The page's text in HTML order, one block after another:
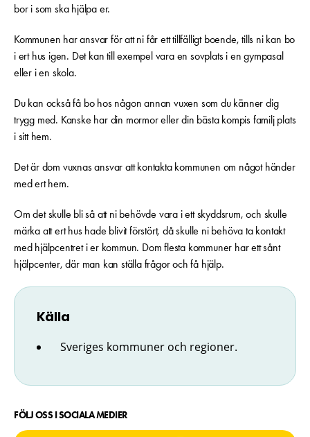
bor i som ska hjälpa er.
Kommunen har ansvar för att ni får ett tillfälligt boende, tills ni kan bo
i ert hus igen. Det kan till exempel vara en sovplats i en gympasal
eller i en skola.
Du kan också få bo hos någon annan vuxen som du känner dig
trygg med. Kanske har din mormor eller din bästa kompis familj plats
i sitt hem.
Det är dom vuxnas ansvar att kontakta kommunen om något händer
med ert hem.
Om det skulle bli så att ni behövde vara i ett skyddsrum, och skulle
märka att ert hus hade blivit förstört, då skulle ni behöva ta kontakt
med hjälpcentret i er kommun. Dom flesta kommuner har ett sånt
hjälpcenter, där man kan ställa frågor och få hjälp.
Källa
Sveriges kommuner och regioner.
FÖLJ OSS I SOCIALA MEDIER